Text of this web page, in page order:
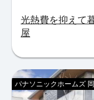
光熱費を抑えて
屋
パナソニックホームズ